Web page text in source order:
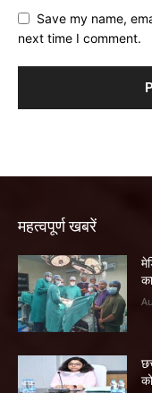
Save my name,
next time I comment.
महत्वपूर्ण खबरें